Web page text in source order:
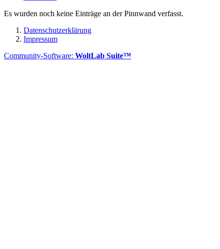
Es wurden noch keine Einträge an der Pinnwand verfasst.
Datenschutzerklärung
Impressum
Community-Software: WoltLab Suite™